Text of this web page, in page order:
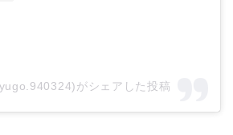
がシェアした投稿